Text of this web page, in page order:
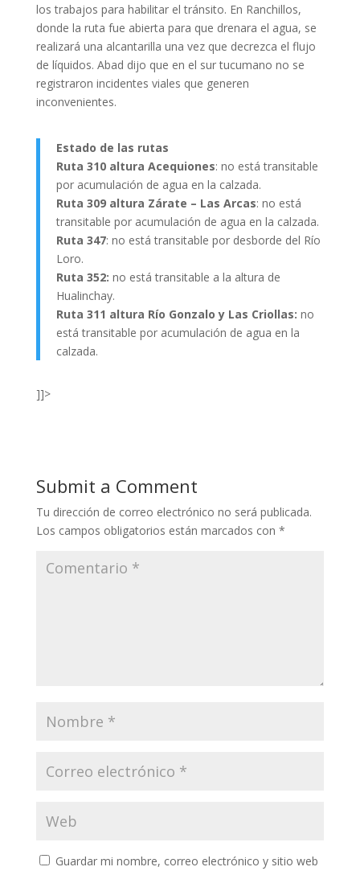
los trabajos para habilitar el tránsito. En Ranchillos,
donde la ruta fue abierta para que drenara el agua, se
realizará una alcantarilla una vez que decrezca el flujo
de líquidos. Abad dijo que en el sur tucumano no se
registraron incidentes viales que generen
inconvenientes.
Estado de las rutas
Ruta 310 altura Acequiones: no está transitable
por acumulación de agua en la calzada.
Ruta 309 altura Zárate – Las Arcas: no está
transitable por acumulación de agua en la calzada.
Ruta 347: no está transitable por desborde del Río
Loro.
Ruta 352: no está transitable a la altura de
Hualinchay.
Ruta 311 altura Río Gonzalo y Las Criollas: no
está transitable por acumulación de agua en la
calzada.
]]>
Submit a Comment
Tu dirección de correo electrónico no será publicada.
Los campos obligatorios están marcados con *
Guardar mi nombre, correo electrónico y sitio web